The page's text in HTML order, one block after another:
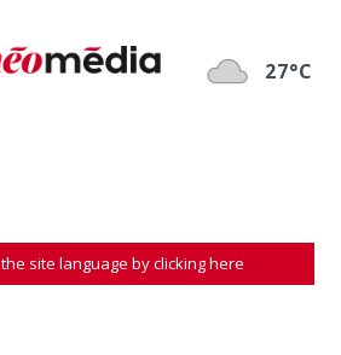
27°C
site language by clicking here